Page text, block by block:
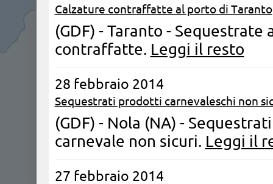
Calzature contraffatte al porto di Taranto
(GDF) - Taranto -
contraffatte. Leggi il resto
28 febbraio 2014
Sequestrati prodotti carnevaleschi non
(GDF) - Nola (NA) -
carnevale non sicuri. Leggi il
27 febbraio 2014